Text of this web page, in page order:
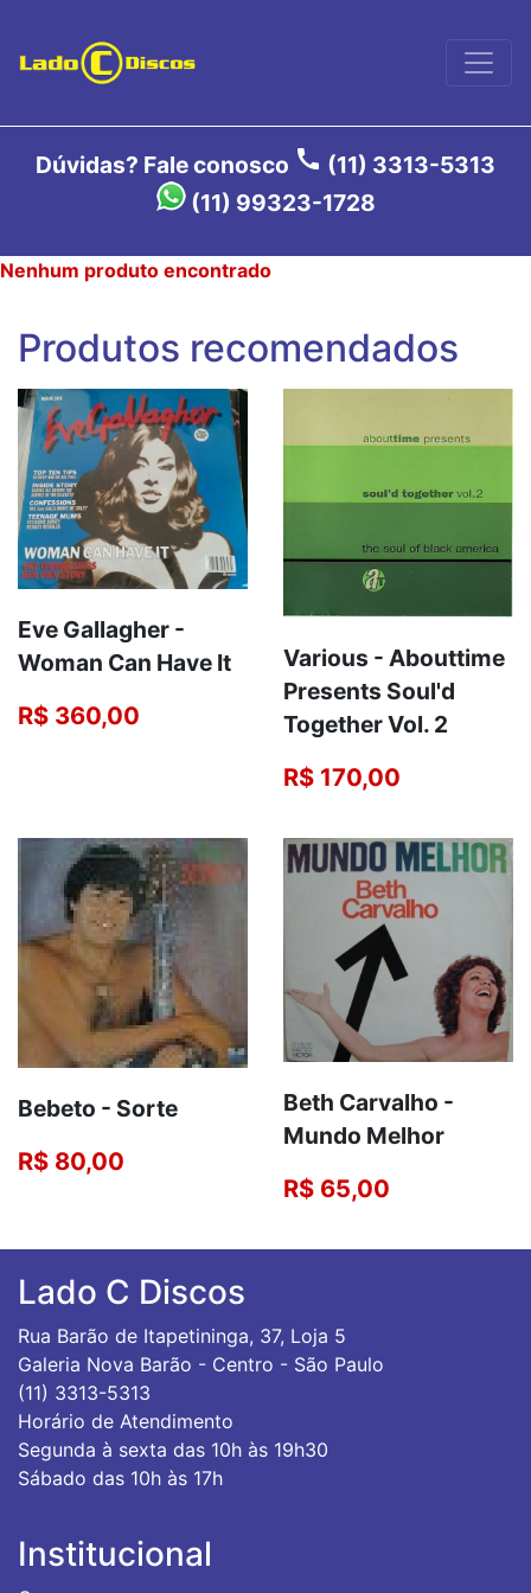
Dúvidas? Fale conosco call (11) 3313-5313
(11) 99323-1728
Nenhum produto encontrado
Produtos recomendados
Eve Gallagher -
Woman Can Have It
R$ 360,00
Various - Abouttime
Presents Soul'd
Together Vol. 2
R$ 170,00
Bebeto - Sorte
R$ 80,00
Beth Carvalho -
Mundo Melhor
R$ 65,00
Lado C Discos
Rua Barão de Itapetininga, 37, Loja 5
Galeria Nova Barão - Centro - São Paulo
(11) 3313-5313
Horário de Atendimento
Segunda à sexta das 10h às 19h30
Sábado das 10h às 17h
Institucional